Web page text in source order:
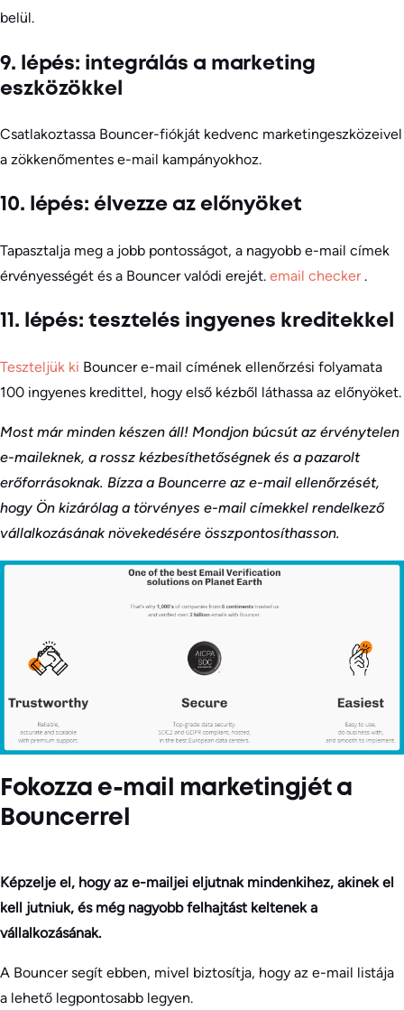
belül.
9. lépés: integrálás a marketing
eszközökkel
Csatlakoztassa Bouncer-fiókját kedvenc marketingeszközeivel
a zökkenőmentes e-mail kampányokhoz.
10. lépés: élvezze az előnyöket
Tapasztalja meg a jobb pontosságot, a nagyobb e-mail címek
érvényességét és a Bouncer valódi erejét. email checker.
11. lépés: tesztelés ingyenes kreditekkel
Teszteljük ki Bouncer e-mail címének ellenőrzési folyamata
100 ingyenes kredittel, hogy első kézből láthassa az előnyöket.
Most már minden készen áll! Mondjon búcsút az érvénytelen
e-maileknek, a rossz kézbesíthetőségnek és a pazarolt
erőforrásoknak. Bízza a Bouncerre az e-mail ellenőrzését,
hogy Ön kizárólag a törvényes e-mail címekkel rendelkező
vállalkozásának növekedésére összpontosíthasson.
Fokozza e-mail marketingjét a
Bouncerrel
Képzelje el, hogy az e-mailjei eljutnak mindenkihez, akinek el
kell jutniuk, és még nagyobb felhajtást keltenek a
vállalkozásának.
A Bouncer segít ebben, mivel biztosítja, hogy az e-mail listája
a lehető legpontosabb legyen.